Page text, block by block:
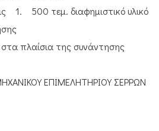
1. 500 τεμ. διαφημιστικό υλικό
πλαίσια της συνάντησης
ΕΠΙΜΕΛΗΤΗΡΙΟΥ ΣΕΡΡΩΝ